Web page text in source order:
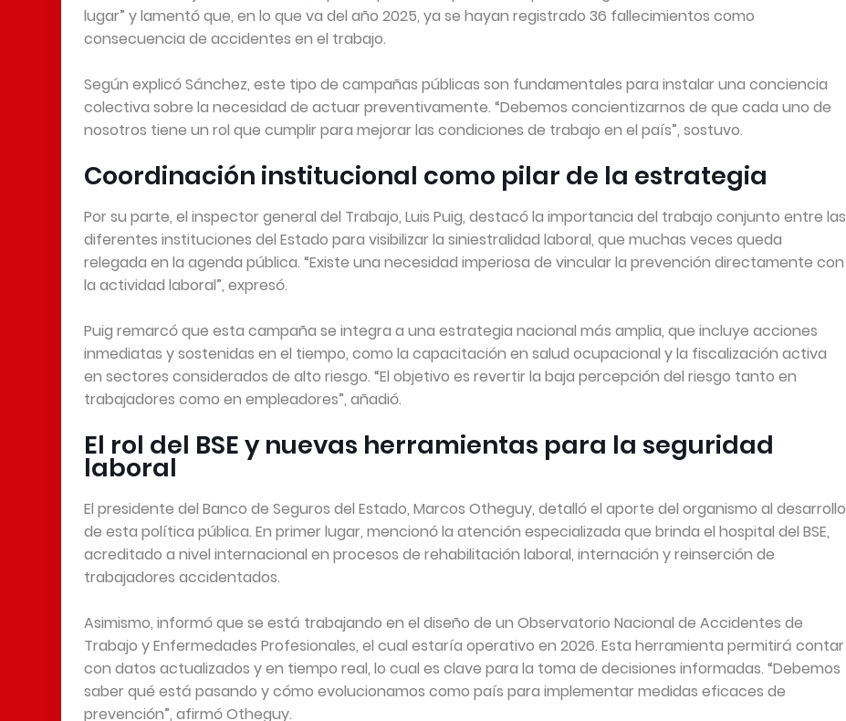
lugar” y lamentó que, en lo que va del año 2025, ya se hayan registrado 36 fallecimientos como
consecuencia de accidentes en el trabajo.
Según explicó Sánchez, este tipo de campañas públicas son fundamentales para instalar una conciencia
colectiva sobre la necesidad de actuar preventivamente. “Debemos concientizarnos de que cada uno de
nosotros tiene un rol que cumplir para mejorar las condiciones de trabajo en el país”, sostuvo.
Coordinación institucional como pilar de la estrategia
Por su parte, el inspector general del Trabajo, Luis Puig, destacó la importancia del trabajo conjunto entre las
diferentes instituciones del Estado para visibilizar la siniestralidad laboral, que muchas veces queda
relegada en la agenda pública. “Existe una necesidad imperiosa de vincular la prevención directamente con
la actividad laboral”, expresó.
Puig remarcó que esta campaña se integra a una estrategia nacional más amplia, que incluye acciones
inmediatas y sostenidas en el tiempo, como la capacitación en salud ocupacional y la fiscalización activa
en sectores considerados de alto riesgo. “El objetivo es revertir la baja percepción del riesgo tanto en
trabajadores como en empleadores”, añadió.
El rol del BSE y nuevas herramientas para la seguridad
laboral
El presidente del Banco de Seguros del Estado, Marcos Otheguy, detalló el aporte del organismo al desarrollo
de esta política pública. En primer lugar, mencionó la atención especializada que brinda el hospital del BSE,
acreditado a nivel internacional en procesos de rehabilitación laboral, internación y reinserción de
trabajadores accidentados.
Asimismo, informó que se está trabajando en el diseño de un Observatorio Nacional de Accidentes de
Trabajo y Enfermedades Profesionales, el cual estaría operativo en 2026. Esta herramienta permitirá contar
con datos actualizados y en tiempo real, lo cual es clave para la toma de decisiones informadas. “Debemos
saber qué está pasando y cómo evolucionamos como país para implementar medidas eficaces de
prevención”, afirmó Otheguy.